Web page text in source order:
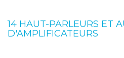
14 HAUT-PARLEURS ET
D'AMPLIFICATEURS